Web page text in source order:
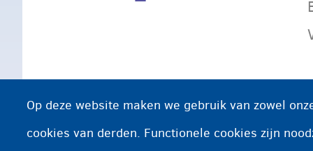
Op deze website maken we gebruik van zowel
cookies van derden. Functionele cookies zijn